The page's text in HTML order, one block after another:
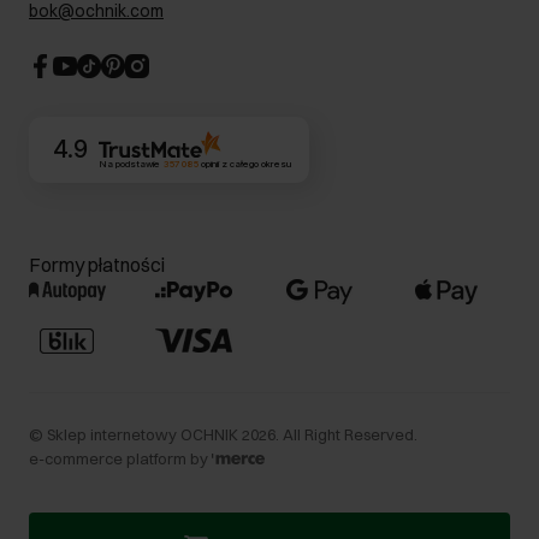
CSR
bok@ochnik.com
4.9
Na podstawie 357 085opinii z całego okresu
Formy płatności
© Sklep internetowy OCHNIK 2026 . All Right Reserved.
e-commerce platform by